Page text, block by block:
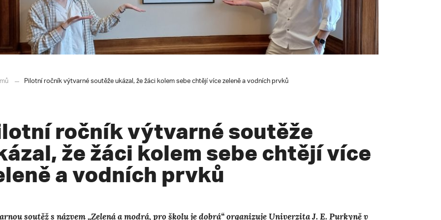
Pilotní ročník výtvarné soutěže ukázal, že žáci kolem sebe chtějí více zeleně a vodních prvků
ročník výtvarné soutěže
že žáci kolem sebe chtějí více
a vodních prvků
soutěž s názvem „Zelená a modrá, pro školu je dobrá“ organizuje Univerzita J. E. Purkyně v